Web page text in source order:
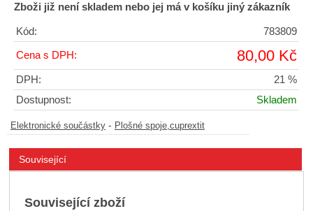
Zboži již není skladem nebo jej má v košíku jiný zákazník
Kód: 783809
Cena s DPH: 80,00 Kč
DPH:
21 %
Dostupnost:
Skladem
Elektronické součástky - Plošné spoje,cuprextit
Související
Související zboží